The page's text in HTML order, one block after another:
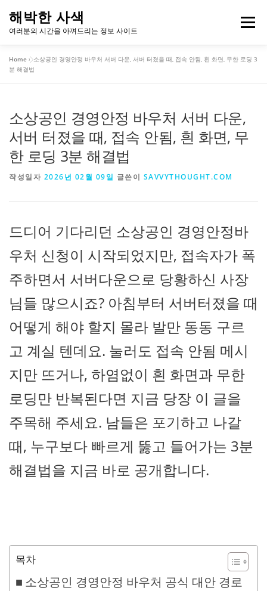
로
해박한 사색
여러분의 시간을 아껴드리는 정보 사이트
메뉴
개인정보처리방침
Home »소상공인 경영안정 바우처 서버 다운, 서버 터졌을 때, 접속 안됨, 흰 화면, 무한 로딩 3
분 해결법
소상공인 경영안정 바우처 서버 다운,
서버 터졌을 때, 접속 안됨, 흰 화면, 무
한 로딩 3분 해결법
작성일자 2026년 02월 09일 글쓴이 SAVVYTHOUGHT.COM
드디어 기다리던 소상공인 경영안정바
우처 신청이 시작되었지만, 접속자가 폭
주하면서 서버다운으로 당황하신 사장
님들 많으시죠? 아침부터 서버터졌을 때
어떻게 해야 할지 몰라 발만 동동 구르
고 계실 텐데요. 눌러도 접속 안됨 메시
지만 뜨거나, 하염없이 흰 화면과 무한
로딩만 반복된다면 지금 당장 이 글을
주목해 주세요. 남들은 포기하고 나갈
때, 누구보다 빠르게 뚫고 들어가는 3분
해결법을 지금 바로 공개합니다.
목차
소상공인 경영안정 바우처 공식 대안 경로